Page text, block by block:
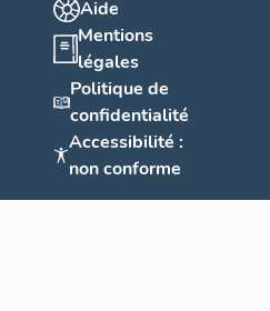
Aide
Mentions
légales
Politique de
confidentialité
Accessibilité :
non conforme